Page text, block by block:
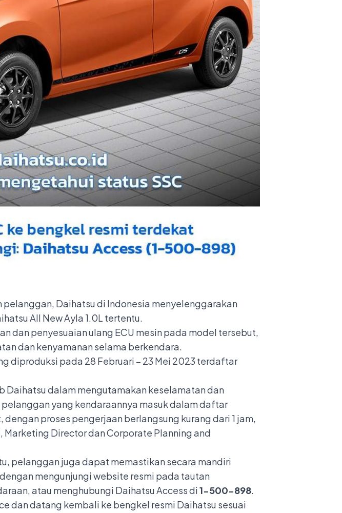
Daihatsu di Indonesia menyelenggarakan
All New Ayla 1.0L tertentu.
dan penyesuaian ulang ECU mesin pada model tersebut,
dan kenyamanan selama berkendara.
diproduksi pada 28 Februari – 23 Mei 2023 terdaftar
Daihatsu dalam mengutamakan keselamatan dan
yang kendaraannya masuk dalam daftar
proses pengerjaan berlangsung kurang dari 1 jam,
Director dan Corporate Planning and
pelanggan juga dapat memastikan secara mandiri
mengunjungi website resmi pada tautan
atau menghubungi Daihatsu Access di1-500-898.
dan datang kembali ke bengkel resmi Daihatsu sesuai